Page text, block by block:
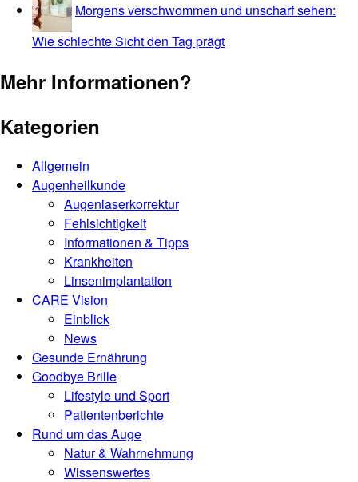
Morgens verschwommen und unscharf sehen:
Wie schlechte Sicht den Tag prägt
Mehr Informationen?
Kategorien
Allgemein
Augenheilkunde
Augenlaserkorrektur
Fehlsichtigkeit
Informationen & Tipps
Krankheiten
Linsenimplantation
CARE Vision
Einblick
News
Gesunde Ernährung
Goodbye Brille
Lifestyle und Sport
Patientenberichte
Rund um das Auge
Natur & Wahrnehmung
Wissenswertes